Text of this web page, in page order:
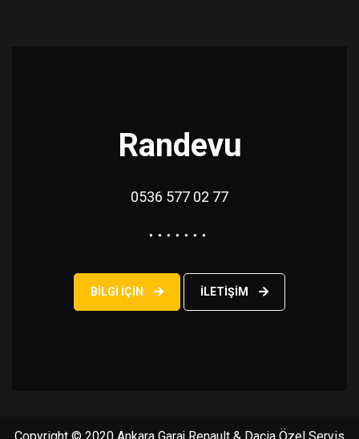
Randevu
0536 577 02 77
BILGI IÇIN ILETIŞIM
Copyright © 2020 Ankara Garaj Renault & Dacia Özel Servis